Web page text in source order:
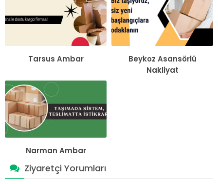
Tarsus Ambar
Beykoz Asansörlü
Nakliyat
Narman Ambar
Ziyaretçi Yorumları